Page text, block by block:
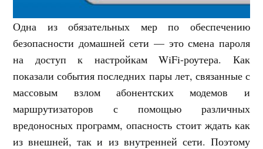
Одна из обязательных мер по обеспечению
безопасности домашней сети — это смена пароля
на доступ к настройкам WiFi-роутера. Как
показали события последних пары лет, связанные с
массовым взлом абонентских модемов и
маршрутизаторов с помощью различных
вредоносных программ, опасность стоит ждать как
из внешней, так и из внутренней сети. Поэтому